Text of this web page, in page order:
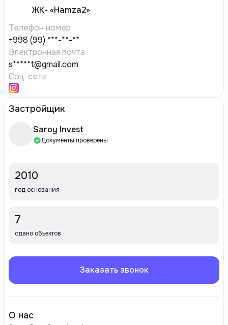
ЖК- «Hamza2»
Телефон номер
+998 (99) ***-**-**
Электронная почта
s*****t@gmail.com
Соц. сети
Застройщик
Saroy Invest
Документы проверены
2010
год основания
7
сдано объектов
Заказать звонок
О нас